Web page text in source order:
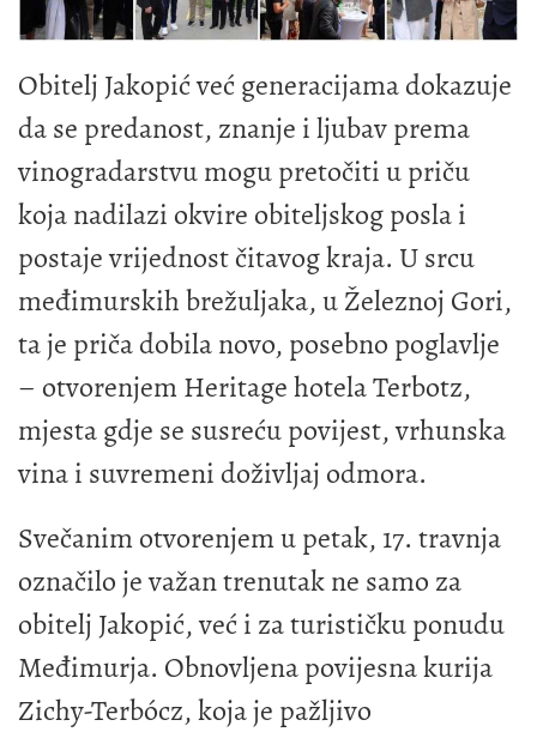
Obitelj Jakopić već generacijama dokazuje
da se predanost, znanje i ljubav prema
vinogradarstvu mogu pretočiti u priču
koja nadilazi okvire obiteljskog posla i
postaje vrijednost čitavog kraja. U srcu
međimurskih brežuljaka, u Železnoj Gori,
ta je priča dobila novo, posebno poglavlje
– otvorenjem Heritage hotela Terbotz,
mjesta gdje se susreću povijest, vrhunska
vina i suvremeni doživljaj odmora.
Svečanim otvorenjem u petak, 17. travnja
označilo je važan trenutak ne samo za
obitelj Jakopić, već i za turističku ponudu
Međimurja. Obnovljena povijesna kurija
Zichy-Terbócz, koja je pažljivo